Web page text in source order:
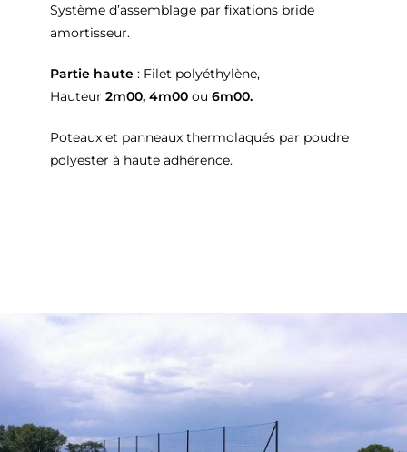
Système d’assemblage par fixations bride
amortisseur.
Partie haute: Filet polyéthylène,
Hauteur 2m00, 4m00ou 6m00.
Poteaux et panneaux thermolaqués par poudre
polyester à haute adhérence.